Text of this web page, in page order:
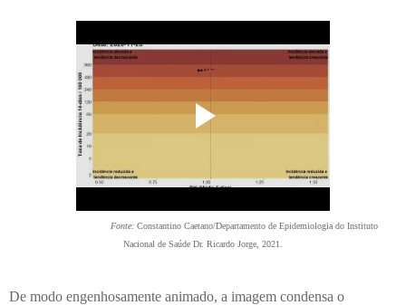
Fonte: Constantino Caetano/Departamento de Epidemiologia do Instituto
Nacional de Saúde Dr. Ricardo Jorge, 2021.
De modo engenhosamente animado, a imagem condensa o